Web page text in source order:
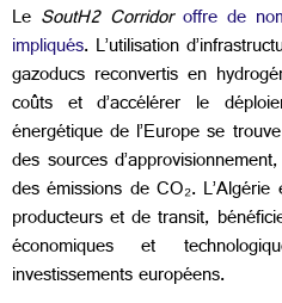
Le SoutH2 Corridor offre de
impliqués. L’utilisation
gazoducs reconvertis en
coûts et d’accélérer le
énergétique de l’Europe se
des sources
des émissions de CO₂.
producteurs et de transit,
économiques et
investissements européens.